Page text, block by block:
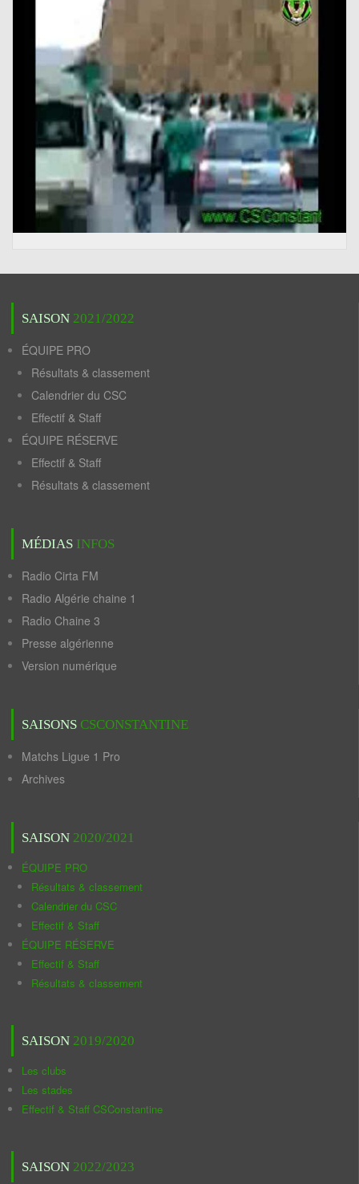
SAISON 2021/2022
ÉQUIPE PRO
Résultats & classement
Calendrier du CSC
Effectif & Staff
ÉQUIPE RÉSERVE
Effectif & Staff
Résultats & classement
MÉDIAS INFOS
Radio Cirta FM
Radio Algérie chaine 1
Radio Chaine 3
Presse algérienne
Version numérique
SAISONS CSCONSTANTINE
Matchs Ligue 1 Pro
Archives
SAISON 2020/2021
ÉQUIPE PRO
Résultats & classement
Calendrier du CSC
Effectif & Staff
ÉQUIPE RÉSERVE
Effectif & Staff
Résultats & classement
SAISON 2019/2020
Les clubs
Les stades
Effectif & Staff CSConstantine
SAISON 2022/2023